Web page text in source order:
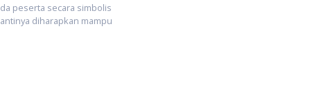
peserta secara simbolis
diharapkan mampu